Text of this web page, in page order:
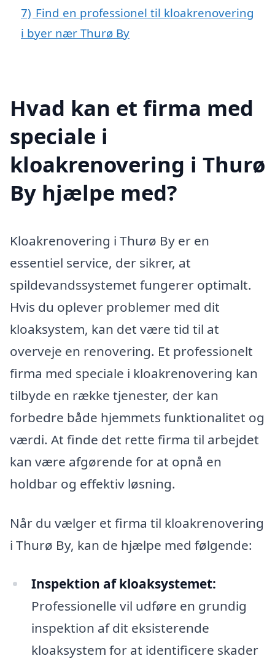
7) Find en professionel til kloakrenovering
i byer nær Thurø By
Hvad kan et firma med
speciale i
kloakrenovering i Thurø
By hjælpe med?
Kloakrenovering i Thurø By er en
essentiel service, der sikrer, at
spildevandssystemet fungerer optimalt.
Hvis du oplever problemer med dit
kloaksystem, kan det være tid til at
overveje en renovering. Et professionelt
firma med speciale i kloakrenovering kan
tilbyde en række tjenester, der kan
forbedre både hjemmets funktionalitet og
værdi. At finde det rette firma til arbejdet
kan være afgørende for at opnå en
holdbar og effektiv løsning.
Når du vælger et firma til kloakrenovering
i Thurø By, kan de hjælpe med følgende:
Inspektion af kloaksystemet:
Professionelle vil udføre en grundig
inspektion af dit eksisterende
kloaksystem for at identificere skader